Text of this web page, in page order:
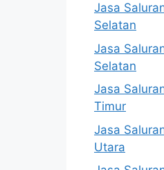
Jasa
Selatan
Jasa
Selatan
Jasa
Timur
Jasa
Utara